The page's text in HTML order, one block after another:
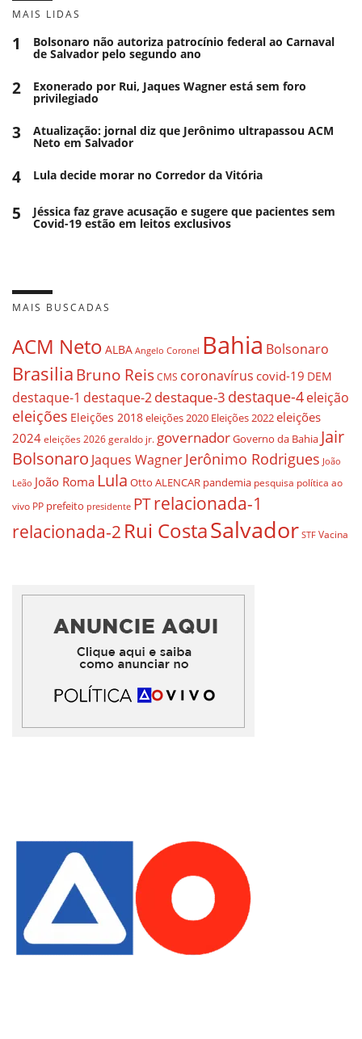
MAIS LIDAS
1 Bolsonaro não autoriza patrocínio federal ao Carnaval
de Salvador pelo segundo ano
2 Exonerado por Rui, Jaques Wagner está sem foro
privilegiado
3 Atualização: jornal diz que Jerônimo ultrapassou ACM
Neto em Salvador
4 Lula decide morar no Corredor da Vitória
5 Jéssica faz grave acusação e sugere que pacientes sem
Covid-19 estão em leitos exclusivos
MAIS BUSCADAS
ACM Neto ALBA Angelo Coronel Bahia Bolsonaro
BrasiliaBruno ReisCMS coronavírus covid-19 DEM
destaque-1 destaque-2destaque-3 destaque-4eleição
eleições Eleições 2018eleições 2020 Eleições 2022eleições
2024 eleições 2026 geraldo jr. governadorGoverno da Bahia Jair
Bolsonaro Jaques WagnerJerônimo Rodrigues João
Leão João Roma Lula Otto ALENCAR pandemia pesquisa política ao
vivo PP prefeito presidente PTrelacionada-1
relacionada-2 Rui CostaSalvador STF Vacina